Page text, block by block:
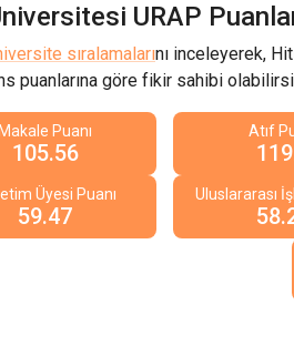
URAP
sıralamalarını inceleyerek,
puanlarına göre fikir sahibi
Makale Puanı
105.56
Atıf
Üyesi Puanı
59.47
Uluslararası